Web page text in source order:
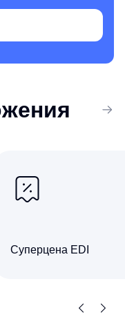
Суперцена EDI
с контрагентами